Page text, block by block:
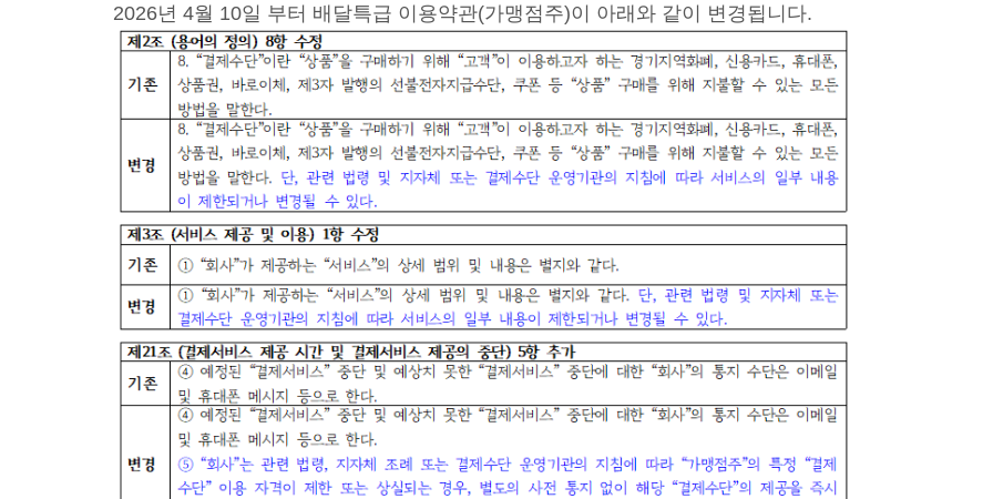
2026년 4월 10일 부터 배달특급 이용약관(가맹점주)이 아래와 같이 변경됩니다.